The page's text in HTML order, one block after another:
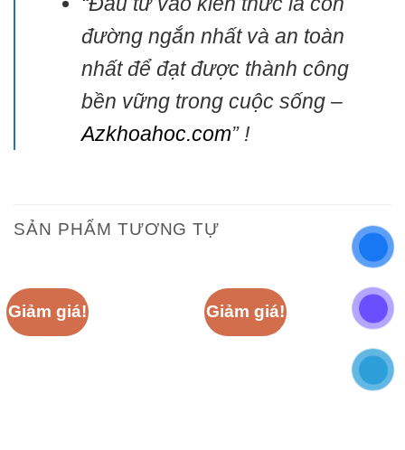
đường ngắn nhất và an toàn
nhất để đạt được thành công
bền vững trong cuộc sống –
Azkhoahoc.com” !
SẢN PHẨM TƯƠNG TỰ
Giảm giá! Giảm giá!